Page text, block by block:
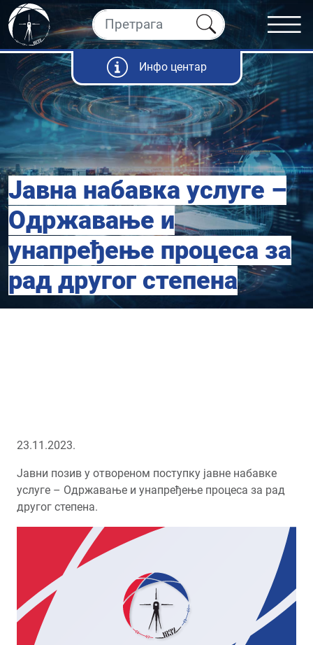
Инфо центар
Јавна набавка услуге –
Одржавање и
унапређење процеса за
рад другог степена
23.11.2023.
Јавни позив у отвореном поступку јавне набавке
услуге – Одржавање и унапређење процеса за рад
другог степена.